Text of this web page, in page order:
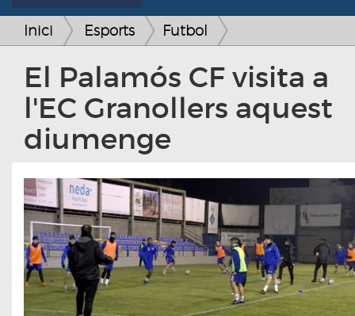
Inici Esports Futbol
El Palamós CF visita a
l'EC Granollers aquest
diumenge